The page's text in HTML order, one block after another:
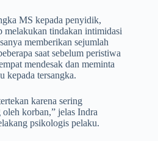
MS kepada penyidik,
melakukan tindakan intimidasi
memberikan sejumlah
saat sebelum peristiwa
mendesak dan meminta
kepada tersangka.
karena sering
korban,” jelas Indra
psikologis pelaku.